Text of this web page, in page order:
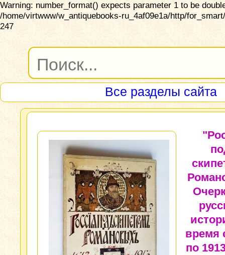
Warning: number_format() expects parameter 1 to be
/home/virtwww/w_antiquebooks-ru_4af09e1a/http/
247
Все разделы сайта
время
по